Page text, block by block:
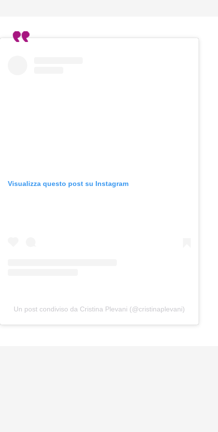
Visualizza questo post su Instagram
Un post condiviso da Cristina Plevani (@cristinaplevani)